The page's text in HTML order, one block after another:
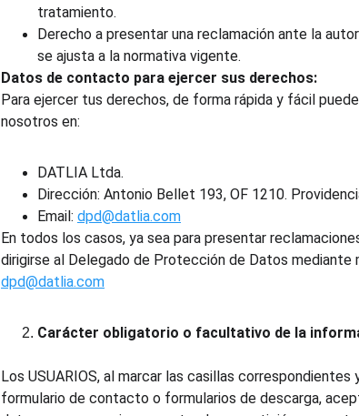
tratamiento.
Derecho a presentar una reclamación ante la
se ajusta a la normativa vigente.
Datos de contacto para ejercer sus derechos:
Para ejercer tus derechos, de forma rápida y fácil
nosotros en:
DATLIA Ltda.
Dirección: Antonio Bellet 193, OF 1210.
Email: dpd@datlia.com
En todos los casos, ya sea para presentar
dirigirse al Delegado de Protección de Datos
dpd@datlia.com
Carácter obligatorio o facultativo de la
Los USUARIOS, al marcar las casillas
formulario de contacto o formularios de descarga,